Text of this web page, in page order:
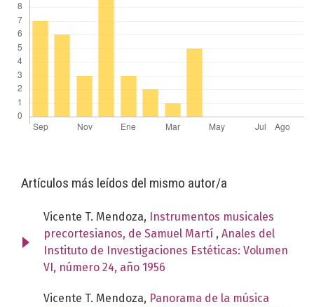
Artículos más leídos del mismo autor/a
Vicente T. Mendoza, Instrumentos musicales
precortesianos, de Samuel Martí , Anales del
Instituto de Investigaciones Estéticas: Volumen
VI, número 24, año 1956
Vicente T. Mendoza, Panorama de la música